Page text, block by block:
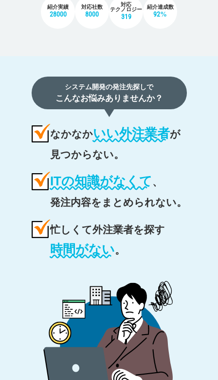
紹介実績
28000
対応社数
8000
対応
テクノロジー
319
紹介達成数
92%
システム開発の発注先探しで
こんなお悩みありませんか？
なかなかいい外注業者が
見つからない。
ITの知識がなくて 、
発注内容をまとめられない。
忙しくて外注業者を探す
時間がない。